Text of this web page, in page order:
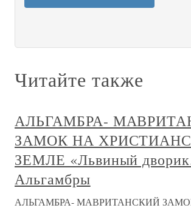
Читайте также
АЛЬГАМБРА-
ЗАМОК НА
ЗЕМЛЕ «Львиный
Альгамбры
АЛЬГАМБРА- МАВРИТАНСКИЙ